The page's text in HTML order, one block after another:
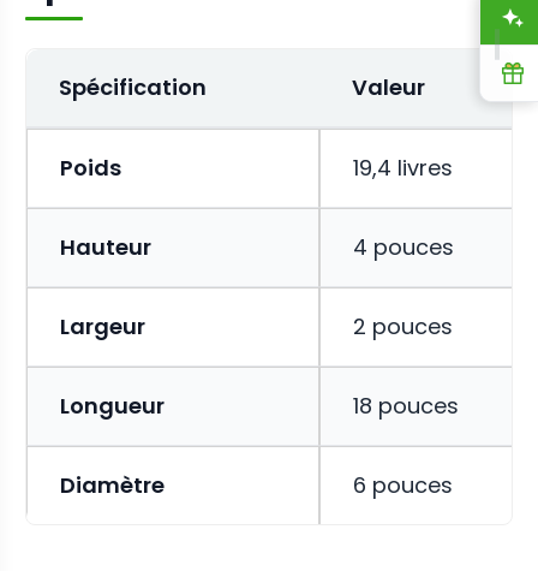
Spécification Valeur
Poids 19,4 livres
Hauteur 4 pouces
Largeur 2 pouces
Longueur 18 pouces
Diamètre 6 pouces